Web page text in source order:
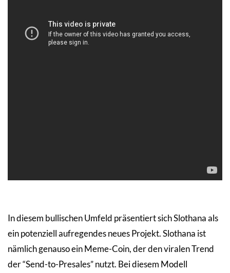
In diesem bullischen Umfeld präsentiert sich Slothana als
ein potenziell aufregendes neues Projekt. Slothana ist
nämlich genauso ein Meme-Coin, der den viralen Trend
der “Send-to-Presales” nutzt. Bei diesem Modell